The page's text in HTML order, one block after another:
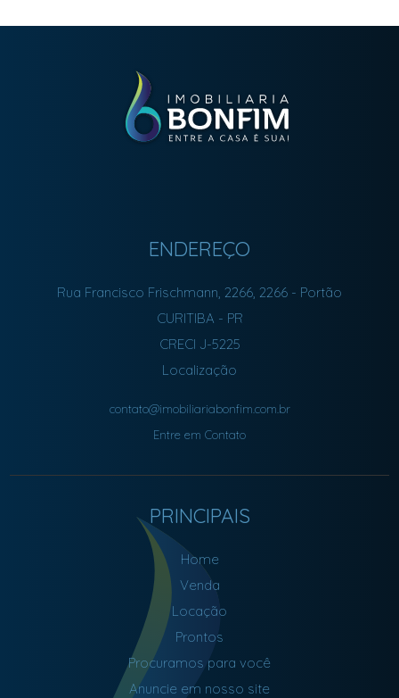
ENDEREÇO
Rua Francisco Frischmann, 2266, 2266 - Portão
CURITIBA - PR
CRECI J-5225
Localização
contato@imobiliariabonfim.com.br
Entre em Contato
PRINCIPAIS
Home
Venda
Locação
Prontos
Procuramos para você
Anuncie em nosso site